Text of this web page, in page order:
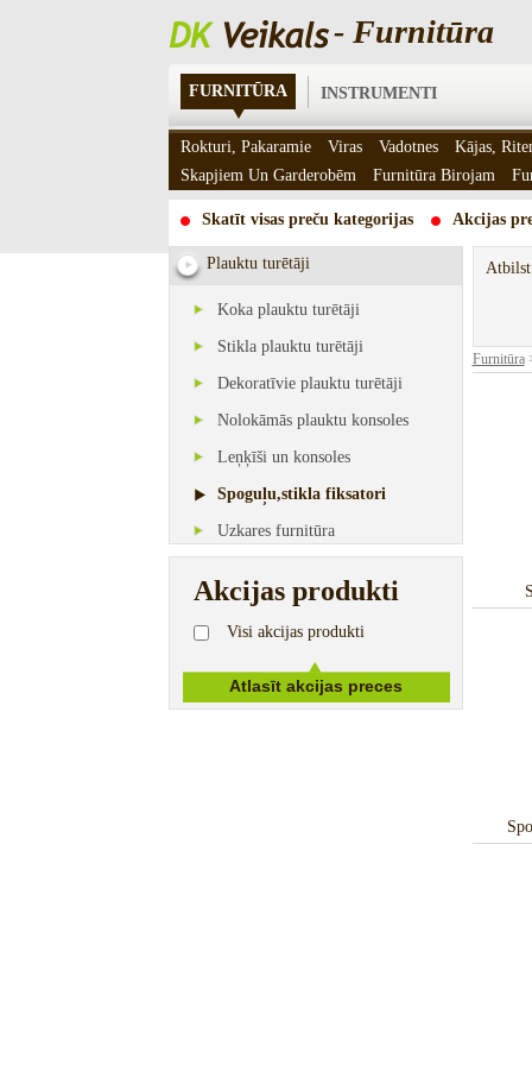
- Furnitūra
FURNITŪRA INSTRUMENTI
Skatīt visas preču kategorijas Akcijas
Plauktu turētāji
Koka plauktu turētāji
Stikla plauktu turētāji
Dekoratīvie plauktu turētāji
Nolokāmās plauktu konsoles
Leņķīši un konsoles
Spoguļu,stikla fiksatori
Uzkares furnitūra
Akcijas produkti
Visi akcijas produkti
Atbilst
Furnitūra
Rokturi, Pakaramie Viras Vadotnes Kājas,
Skapjiem Un Garderobēm
Furnitūra Birojam